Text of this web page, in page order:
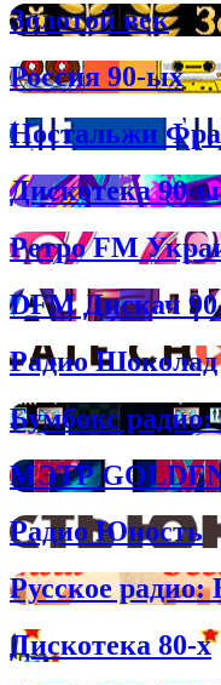
Золотой век
Россия 90-ых
Ностальжи
Дискотека 90-
Ретро FM
DFM Дискач
Радио Шоколад
Бумбокс
МЭТР
Радио Юность
Русское
Дискотека 80-х